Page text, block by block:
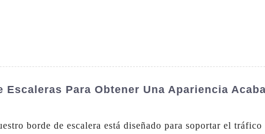
Escaleras Para Obtener Una Apariencia
borde de escalera está diseñado para soportar el